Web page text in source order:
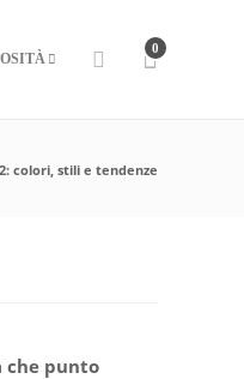
0
colori, stili e tendenze
che punto